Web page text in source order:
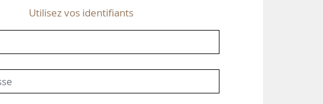
Utilisez vos identifiants